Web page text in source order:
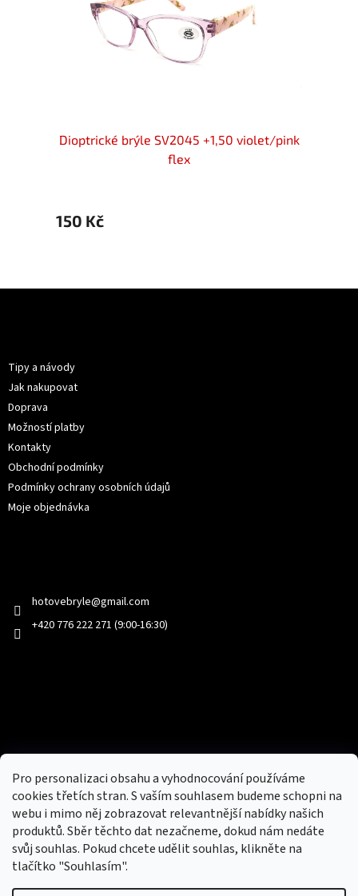
Pro personalizaci obsahu a vyhodnocování používáme
cookies třetích stran. S vaším souhlasem budeme schopni na
webu i mimo něj zobrazovat relevantnější nabídky našich
produktů. Sběr těchto dat nezačneme, dokud nám nedáte
svůj souhlas. Pokud chcete udělit souhlas, klikněte na
tlačítko "Souhlasím".
Dioptrické brýle SV2045 +1,50 violet/pink
flex
150 Kč
Tipy a návody
Jak nakupovat
Doprava
Možností platby
Kontakty
Obchodní podmínky
Podmínky ochrany osobních údajů
Moje objednávka
hotovebryle@gmail.com
+420 776 222 271 (9:00-16:30)
Nový obchod s batohy, cestovními zavazadly, tašky a peněženky